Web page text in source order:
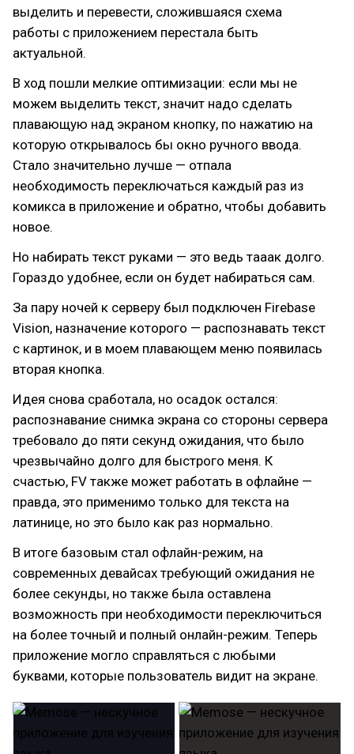
выделить и перевести, сложившаяся схема
работы с приложением перестала быть
актуальной.
В ход пошли мелкие оптимизации: если мы не
можем выделить текст, значит надо сделать
плавающую над экраном кнопку, по нажатию на
которую открывалось бы окно ручного ввода.
Стало значительно лучше — отпала
необходимость переключаться каждый раз из
комикса в приложение и обратно, чтобы добавить
новое.
Но набирать текст руками — это ведь тааак долго.
Гораздо удобнее, если он будет набираться сам.
За пару ночей к серверу был подключен Firebase
Vision, назначение которого — распознавать текст
с картинок, и в моем плавающем меню появилась
вторая кнопка.
Идея снова сработала, но осадок остался:
распознавание снимка экрана со стороны сервера
требовало до пяти секунд ожидания, что было
чрезвычайно долго для быстрого меня. К
счастью, FV также может работать в офлайне —
правда, это применимо только для текста на
латинице, но это было как раз нормально.
В итоге базовым стал офлайн-режим, на
современных девайсах требующий ожидания не
более секунды, но также была оставлена
возможность при необходимости переключиться
на более точный и полный онлайн-режим. Теперь
приложение могло справляться с любыми
буквами, которые пользователь видит на экране.